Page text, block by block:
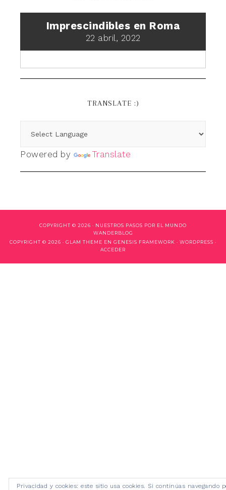
Imprescindibles en Roma
22 abril, 2022
TRANSLATE :)
Powered by Translate
COPYRIGHT © 2026 · NUESTROS PASOS POR EL MUNDO
WANDERBLOG
COPYRIGHT © 2026 · GLAM THEME EN GENESIS FRAMEWORK · WORDPRESS ·
ACCEDER
Privacidad y cookies: este sitio usa cookies. Si continúas navegando